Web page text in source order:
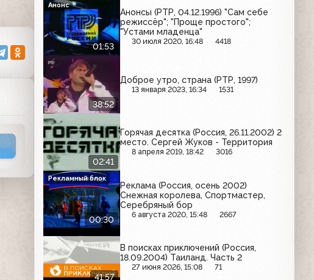
01:53
Анонсы (РТР, 04.12.1996) "Сам себе
режиссёр"; "Проще простого";
"Устами младенца"
30 июля 2020, 16:48 4418
Анонс
38:52
Доброе утро, страна (РТР, 1997)
13 января 2023, 16:34 1531
02:41
Горячая десятка (Россия, 26.11.2002) 2
место. Сергей Жуков - Территория
8 апреля 2019, 18:42 3016
00:30
Реклама (Россия, осень 2002)
Снежная королева, Спортмастер,
Серебряный бор
6 августа 2020, 15:48 2667
Рекламный блок
41:57
В поисках приключений (Россия,
18.09.2004) Таиланд. Часть 2
27 июня 2026, 15:08 71